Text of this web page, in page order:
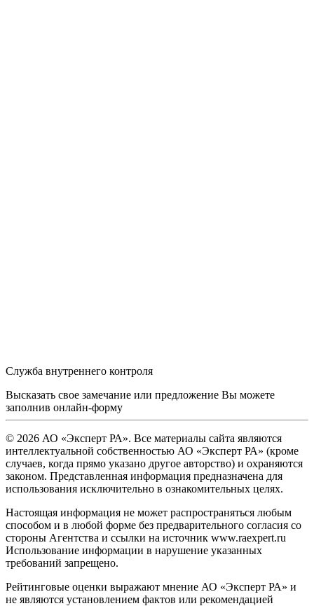
Служба внутреннего контроля
Высказать свое замечание или предложение Вы можете
заполнив онлайн-форму
© 2026 АО «Эксперт РА». Все материалы сайта являются
интеллектуальной собственностью АО «Эксперт РА» (кроме
случаев, когда прямо указано другое авторство) и охраняются
законом. Представленная информация предназначена для
использования исключительно в ознакомительных целях.
Настоящая информация не может распространяться любым
способом и в любой форме без предварительного согласия со
стороны Агентства и ссылки на источник www.raexpert.ru
Использование информации в нарушение указанных
требований запрещено.
Рейтинговые оценки выражают мнение АО «Эксперт РА» и
не являются установлением фактов или рекомендацией